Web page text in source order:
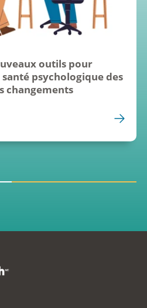
outils pour
psychologique des
changements